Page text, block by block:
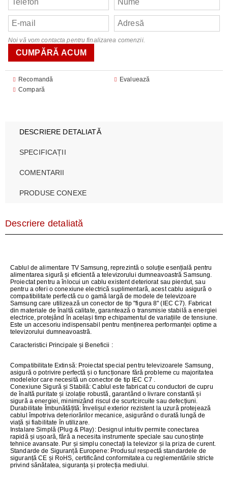
Noi vă vom contacta pentru finalizarea comenzii.
Recomandă
Evaluează
Compară
DESCRIERE DETALIATĂ
SPECIFICAȚII
COMENTARII
PRODUSE CONEXE
Descriere detaliată
Cablul de alimentare TV Samsung, reprezintă o soluție esențială pentru
alimentarea sigură și eficientă a televizorului dumneavoastră Samsung.
Proiectat pentru a înlocui un cablu existent deteriorat sau pierdut, sau
pentru a oferi o conexiune electrică suplimentară, acest cablu asigură o
compatibilitate perfectă cu o gamă largă de modele de televizoare
Samsung care utilizează un conector de tip "figura 8" (IEC C7). Fabricat
din materiale de înaltă calitate, garantează o transmisie stabilă a energiei
electrice, protejând în același timp echipamentul de variațiile de tensiune.
Este un accesoriu indispensabil pentru menținerea performanței optime a
televizorului dumneavoastră.
Caracteristici Principale și Beneficii :
Compatibilitate Extinsă:Proiectat special pentru televizoarele Samsung,
asigură o potrivire perfectă și o funcționare fără probleme cu majoritatea
modelelor care necesită un conector de tip IEC C7 .
Conexiune Sigură și Stabilă: Cablul este fabricat cu conductori de cupru
de înaltă puritate și izolație robustă, garantând o livrare constantă și
sigură a energiei, minimizând riscul de scurtcircuite sau defecțiuni.
Durabilitate Îmbunătățită: Învelișul exterior rezistent la uzură protejează
cablul împotriva deteriorărilor mecanice, asigurând o durată lungă de
viață și fiabilitate în utilizare.
Instalare Simplă (Plug & Play): Designul intuitiv permite conectarea
rapidă și ușoară, fără a necesita instrumente speciale sau cunoștințe
tehnice avansate. Pur și simplu conectați la televizor și la priza de curent.
Standarde de Siguranță Europene:Produsul respectă standardele de
siguranță CE și RoHS, certificând conformitatea cu reglementările stricte
privind sănătatea, siguranța și protecția mediului.